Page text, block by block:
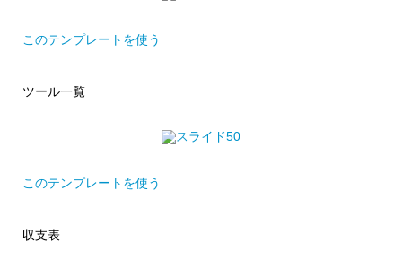
このテンプレートを使う
ツール一覧
このテンプレートを使う
収支表